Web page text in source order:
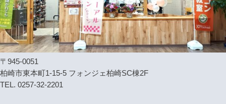
〒945-0051
柏崎市東本町1-15-5 フォンジェ柏崎SC棟2F
TEL. 0257-32-2201